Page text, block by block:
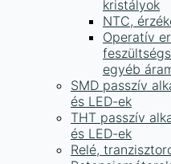
kristályok
NTC,
Operatív
egyéb
SMD passzív
és LED-ek
THT passzív
és LED-ek
Relé,